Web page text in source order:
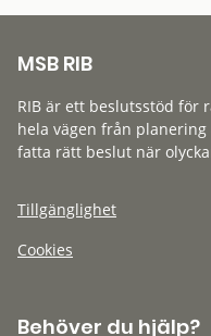
MSB RIB
RIB är ett beslutsstöd för
hela vägen från
fatta rätt beslut när
Tillgänglighet
Cookies
Behöver du hjälp?